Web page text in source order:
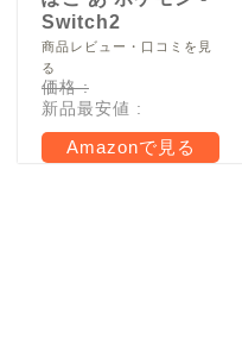
Switch2
商品レビュー・口コミを見
る
価格 :
新品最安値 :
Amazonで見る